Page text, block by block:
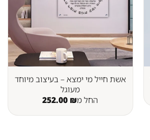
אשת חייל מי ימצא – בעיצוב מיוחד
מעוגל
החל מ
252.00 ₪